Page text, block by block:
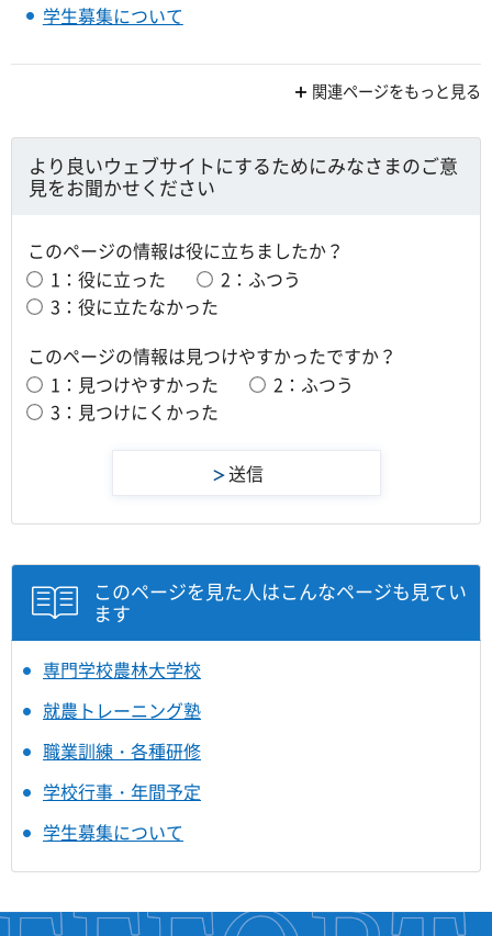
学生募集について
関連ページをもっと見る
より良いウェブサイトにするためにみなさまのご意
見をお聞かせください
このページの情報は役に立ちましたか？
1：役に立った
2：ふつう
3：役に立たなかった
このページの情報は見つけやすかったですか？
1：見つけやすかった
2：ふつう
3：見つけにくかった
このページを見た人はこんなページも見てい
ます
専門学校農林大学校
就農トレーニング塾
職業訓練・各種研修
学校行事・年間予定
学生募集について